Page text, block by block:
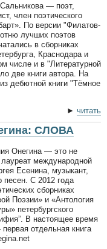
— поэт,
член поэтического
По версии "Филатов-
лучших поэтов
в сборниках
Краснодара и
числе и в "Литературной
две книги автора. На
дебютной книги "Тёмное
► читать
СЛОВА
Онегина — это не
международной
Есенина, музыкант,
песен. С 2012 года
сборниках
Поэзии» и «Антология
петербургского
В настоящее время
отдельная книга